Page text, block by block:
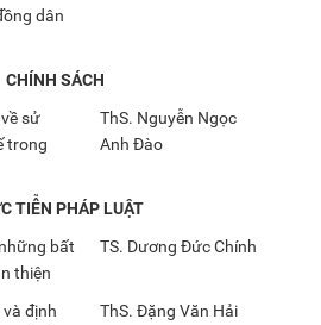
dân
CHÍNH SÁCH
sử
trong
ThS. Nguyễn Ngọc
Anh Đào
TIỄN PHÁP LUẬT
bất
thiện
TS. Dương Đức Chính
định
ThS. Đặng Văn Hải